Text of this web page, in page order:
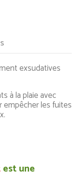
exsudatives
à la plaie avec
les fuites
est une